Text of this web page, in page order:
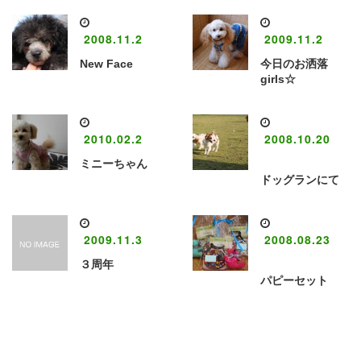
2008.11.2
New Face
2009.11.2
今日のお洒落
girls☆
2010.02.2
ミニーちゃん
2008.10.20
ドッグランにて
2009.11.3
３周年
2008.08.23
パピーセット